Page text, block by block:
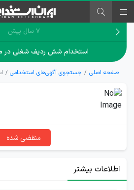
۷ سال پیش
استخدام شش ردیف شغلی در
صفحه اصلی جستجوی آگهی‌های استخدامی
منقضی شده
اطلاعات بیشتر